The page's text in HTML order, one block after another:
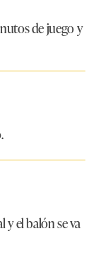
de juego y
y el balón se va